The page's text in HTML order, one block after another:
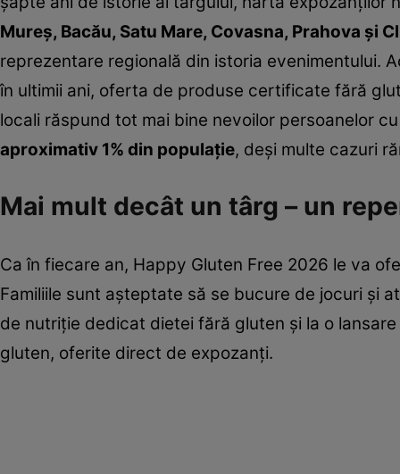
Mureș, Bacău, Satu Mare, Covasna, Prahova și
reprezentare regională din istoria evenimentului.
în ultimii ani, oferta de produse certificate fără
locali răspund tot mai bine nevoilor persoanelor
aproximativ 1% din populație, deși multe cazuri
Mai mult decât un târg – un
Ca în fiecare an, Happy Gluten Free 2026 le va
Familiile sunt așteptate să se bucure de jocuri și
de nutriție dedicat dietei fără gluten și la o
gluten, oferite direct de expozanți.